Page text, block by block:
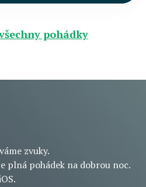
pohádky
zvuky.
plná pohádek na dobrou noc.